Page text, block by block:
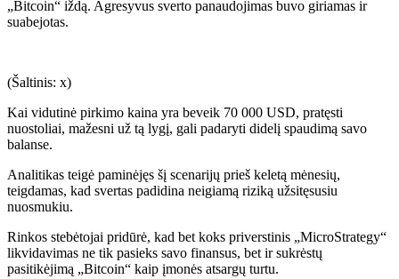
„Bitcoin“ iždą. Agresyvus sverto panaudojimas buvo giriamas ir
suabejotas.
(Šaltinis: x)
Kai vidutinė pirkimo kaina yra beveik 70 000 USD, pratęsti
nuostoliai, mažesni už tą lygį, gali padaryti didelį spaudimą savo
balanse.
Analitikas teigė paminėjęs šį scenarijų prieš keletą mėnesių,
teigdamas, kad svertas padidina neigiamą riziką užsitęsusiu
nuosmukiu.
Rinkos stebėtojai pridūrė, kad bet koks priverstinis „MicroStrategy“
likvidavimas ne tik pasieks savo finansus, bet ir sukrėstų
pasitikėjimą „Bitcoin“ kaip įmonės atsargų turtu.